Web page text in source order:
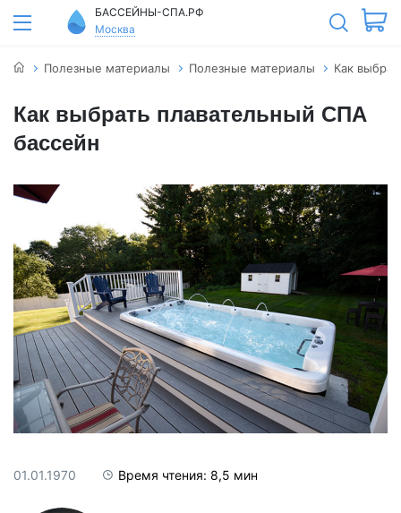
БАССЕЙНЫ-СПА.РФ
Москва
Полезные материалы Полезные материалы Как
Как выбрать плавательный СПА
бассейн
01.01.1970 Время чтения: 8,5 мин